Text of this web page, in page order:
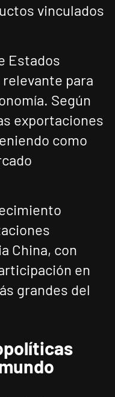
vinculados
Estados
para
Según
exportaciones
como
China, con
en
grandes del